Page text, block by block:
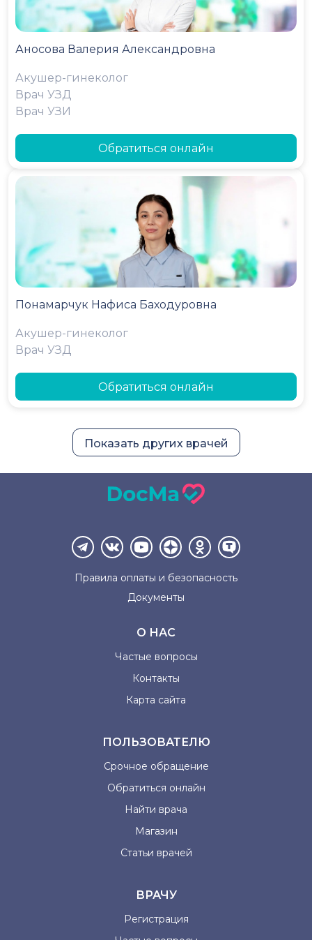
Аносова Валерия Александровна
Акушер-гинеколог
Врач УЗД
Врач УЗИ
Обратиться онлайн
Понамарчук Нафиса Баходуровна
Акушер-гинеколог
Врач УЗД
Обратиться онлайн
Показать других врачей
Правила оплаты и безопасность
Документы
О НАС
Частые вопросы
Контакты
Карта сайта
ПОЛЬЗОВАТЕЛЮ
Срочное обращение
Обратиться онлайн
Найти врача
Магазин
Статьи врачей
ВРАЧУ
Регистрация